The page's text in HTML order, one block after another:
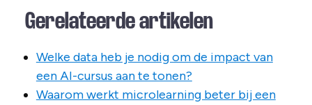
Gerelateerde artikelen
Welke data heb je nodig om de impact van
een AI-cursus aan te tonen?
Waarom werkt microlearning beter bij een